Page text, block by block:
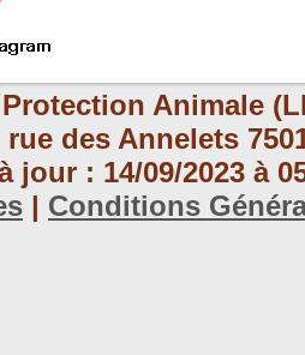
Animale
rue des Annelets
jour : 14/09/2023 à
| Conditions